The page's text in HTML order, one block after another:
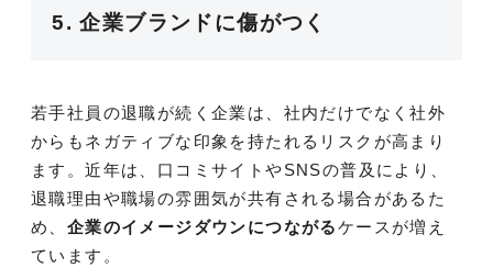
5. 企業ブランドに傷がつく
若手社員の退職が続く企業は、社内だけでなく社外
からもネガティブな印象を持たれるリスクが高まり
ます。近年は、口コミサイトやSNSの普及により、
退職理由や職場の雰囲気が共有される場合があるた
め、 企業のイメージダウンにつながるケースが増え
ています。